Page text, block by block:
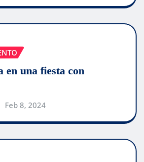
en una fiesta con
Feb 8, 2024